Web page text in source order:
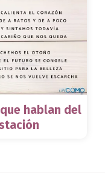
hablan del